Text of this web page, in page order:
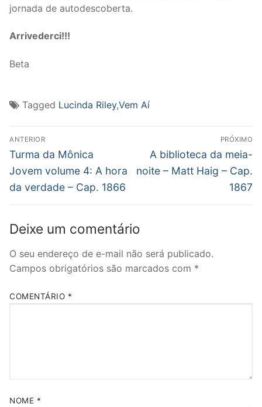
jornada de autodescoberta.
Arrivederci!!!
Beta
Tagged Lucinda Riley,Vem Aí
Navegação
de
Post
ANTERIOR
Post
anterior:
Turma da Mônica
Jovem volume 4: A hora
da verdade – Cap. 1866
PRÓXIMO
Próximo
post:
A biblioteca da meia-
noite – Matt Haig – Cap.
1867
Deixe um comentário
O seu endereço de e-mail não será publicado.
Campos obrigatórios são marcados com *
COMENTÁRIO *
NOME *